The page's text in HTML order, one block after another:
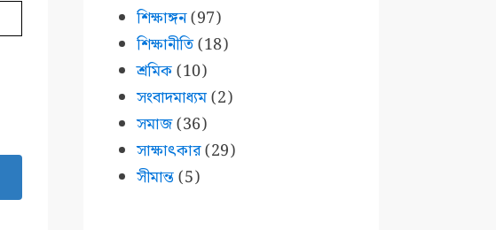
শিক্ষাঙ্গন(97)
শিক্ষানীতি(18)
শ্রমিক(10)
সংবাদমাধ্যম(2)
সমাজ(36)
সাক্ষাৎকার(29)
সীমান্ত(5)